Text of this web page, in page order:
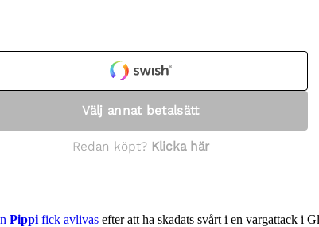
Pippi fick avlivas efter att ha skadats svårt i en vargattack i